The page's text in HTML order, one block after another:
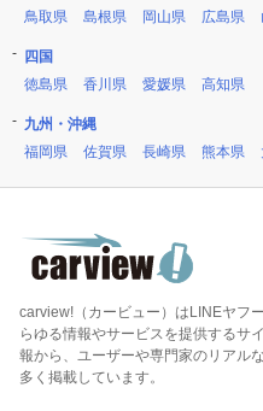
鳥取県
島根県 岡山県 広島県
四国
徳島県
香川県 愛媛県 高知県
九州・沖縄
福岡県
佐賀県 長崎県 熊本県
carview!（カービュー）はLINEヤフ
らゆる情報やサービスを提供するサ
報から、ユーザーや専門家のリアル
多く掲載しています。